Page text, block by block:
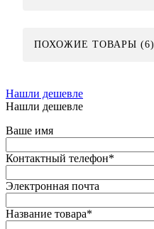
ПОХОЖИЕ ТОВАРЫ (6)
Нашли дешевле
Нашли дешевле
Ваше имя
Контактный телефон*
Электронная почта
Название товара*